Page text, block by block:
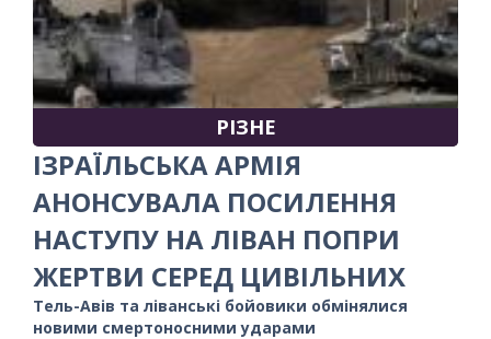
РІЗНЕ
ІЗРАЇЛЬСЬКА АРМІЯ
АНОНСУВАЛА ПОСИЛЕННЯ
НАСТУПУ НА ЛІВАН ПОПРИ
ЖЕРТВИ СЕРЕД ЦИВІЛЬНИХ
Тель-Авів та ліванські бойовики обмінялися
новими смертоносними ударами